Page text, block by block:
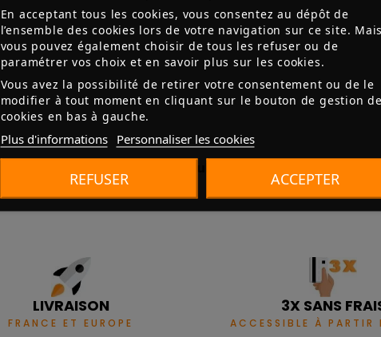
En acceptant tous les cookies, vous consentez au dépôt de
l’ensemble des cookies lors de votre navigation sur ce site. Mais
vous pouvez également choisir de tous les refuser ou de
paramétrer vos choix et en savoir plus sur les cookies.
Vous avez la possibilité de retirer votre consentement ou de le
modifier à tout moment en cliquant sur le bouton de gestion
cookies en bas à gauche.
Plus d'informations Personnaliser les cookies
REFUSER ACCEPTER
LIVRAISON
FRANCE ET EUROPE
3X SANS
ACCESSIBLE À